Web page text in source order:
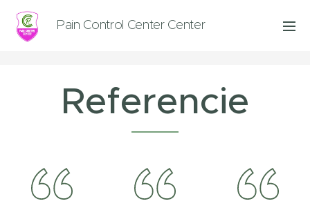
Pain Control Center Center
Referencie